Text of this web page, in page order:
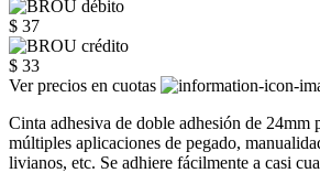
$ 37
$ 33
Ver precios en cuotas
Cinta adhesiva de doble adhesión de 24mm
múltiples aplicaciones de pegado,
livianos, etc. Se adhiere fácilmente a casi